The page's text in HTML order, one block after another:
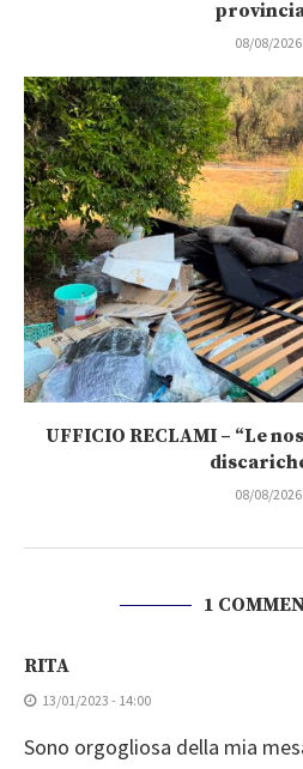
08/08/2026
UFFICIO RECLAMI – “Le
08/08/2026
1
RITA
13/01/2023 - 14:00
Sono orgogliosa della mia